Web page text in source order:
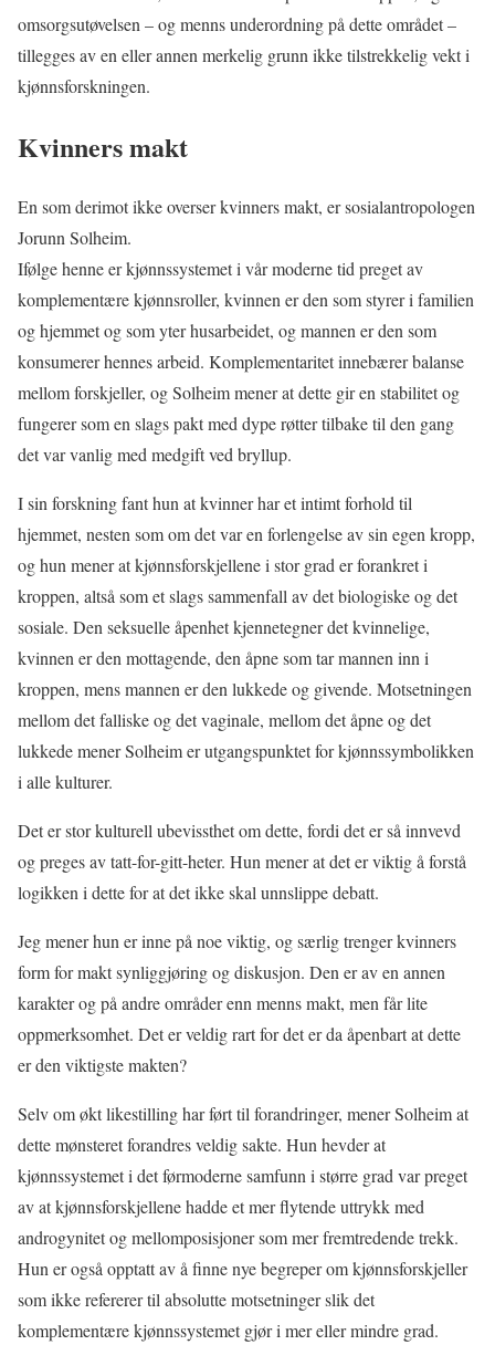
omsorgsutøvelsen – og menns underordning på dette området –
tillegges av en eller annen merkelig grunn ikke tilstrekkelig vekt i
kjønnsforskningen.
Kvinners makt
En som derimot ikke overser kvinners makt, er sosialantropologen
Jorunn Solheim.
Ifølge henne er kjønnssystemet i vår moderne tid preget av
komplementære kjønnsroller, kvinnen er den som styrer i familien
og hjemmet og som yter husarbeidet, og mannen er den som
konsumerer hennes arbeid. Komplementaritet innebærer balanse
mellom forskjeller, og Solheim mener at dette gir en stabilitet og
fungerer som en slags pakt med dype røtter tilbake til den gang
det var vanlig med medgift ved bryllup.
I sin forskning fant hun at kvinner har et intimt forhold til
hjemmet, nesten som om det var en forlengelse av sin egen kropp,
og hun mener at kjønnsforskjellene i stor grad er forankret i
kroppen, altså som et slags sammenfall av det biologiske og det
sosiale. Den seksuelle åpenhet kjennetegner det kvinnelige,
kvinnen er den mottagende, den åpne som tar mannen inn i
kroppen, mens mannen er den lukkede og givende. Motsetningen
mellom det falliske og det vaginale, mellom det åpne og det
lukkede mener Solheim er utgangspunktet for kjønnssymbolikken
i alle kulturer.
Det er stor kulturell ubevissthet om dette, fordi det er så innvevd
og preges av tatt-for-gitt-heter. Hun mener at det er viktig å forstå
logikken i dette for at det ikke skal unnslippe debatt.
Jeg mener hun er inne på noe viktig, og særlig trenger kvinners
form for makt synliggjøring og diskusjon. Den er av en annen
karakter og på andre områder enn menns makt, men får lite
oppmerksomhet. Det er veldig rart for det er da åpenbart at dette
er den viktigste makten?
Selv om økt likestilling har ført til forandringer, mener Solheim at
dette mønsteret forandres veldig sakte. Hun hevder at
kjønnssystemet i det førmoderne samfunn i større grad var preget
av at kjønnsforskjellene hadde et mer flytende uttrykk med
androgynitet og mellomposisjoner som mer fremtredende trekk.
Hun er også opptatt av å finne nye begreper om kjønnsforskjeller
som ikke refererer til absolutte motsetninger slik det
komplementære kjønnssystemet gjør i mer eller mindre grad.